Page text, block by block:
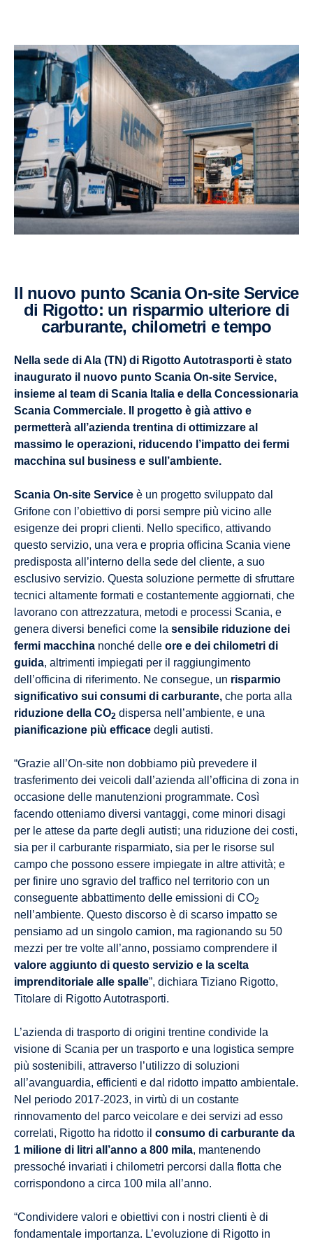
Il nuovo punto Scania On-site Service
di Rigotto: un risparmio ulteriore di
carburante, chilometri e tempo
Nella sede di Ala (TN) di Rigotto Autotrasporti è stato
inaugurato il nuovo punto Scania On-site Service,
insieme al team di Scania Italia e della Concessionaria
Scania Commerciale. Il progetto è già attivo e
permetterà all’azienda trentina di ottimizzare al
massimo le operazioni, riducendo l’impatto dei fermi
macchina sul business e sull’ambiente.
Scania On-site Service è un progetto sviluppato dal
Grifone con l’obiettivo di porsi sempre più vicino alle
esigenze dei propri clienti. Nello specifico, attivando
questo servizio, una vera e propria officina Scania viene
predisposta all’interno della sede del cliente, a suo
esclusivo servizio. Questa soluzione permette di sfruttare
tecnici altamente formati e costantemente aggiornati, che
lavorano con attrezzatura, metodi e processi Scania, e
genera diversi benefici come la sensibile riduzione dei
fermi macchina nonché delle ore e dei chilometri di
guida, altrimenti impiegati per il raggiungimento
dell’officina di riferimento. Ne consegue, un risparmio
significativo sui consumi di carburante, che porta alla
riduzione della CO2 dispersa nell’ambiente, e una
pianificazione più efficace degli autisti.
“Grazie all’On-site non dobbiamo più prevedere il
trasferimento dei veicoli dall’azienda all’officina di zona in
occasione delle manutenzioni programmate. Così
facendo otteniamo diversi vantaggi, come minori disagi
per le attese da parte degli autisti; una riduzione dei costi,
sia per il carburante risparmiato, sia per le risorse sul
campo che possono essere impiegate in altre attività; e
per finire uno sgravio del traffico nel territorio con un
conseguente abbattimento delle emissioni di CO2
nell’ambiente. Questo discorso è di scarso impatto se
pensiamo ad un singolo camion, ma ragionando su 50
mezzi per tre volte all’anno, possiamo comprendere il
valore aggiunto di questo servizio e la scelta
imprenditoriale alle spalle”, dichiara Tiziano Rigotto,
Titolare di Rigotto Autotrasporti.
L’azienda di trasporto di origini trentine condivide la
visione di Scania per un trasporto e una logistica sempre
più sostenibili, attraverso l’utilizzo di soluzioni
all’avanguardia, efficienti e dal ridotto impatto ambientale.
Nel periodo 2017-2023, in virtù di un costante
rinnovamento del parco veicolare e dei servizi ad esso
correlati, Rigotto ha ridotto il consumo di carburante da
1 milione di litri all’anno a 800 mila, mantenendo
pressoché invariati i chilometri percorsi dalla flotta che
corrispondono a circa 100 mila all’anno.
“Condividere valori e obiettivi con i nostri clienti è di
fondamentale importanza. L’evoluzione di Rigotto in